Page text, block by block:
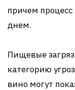
причем процесс
днем.
Пищевые
категорию
вино могут